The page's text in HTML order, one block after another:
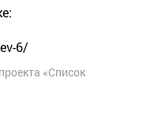
6/
«Список